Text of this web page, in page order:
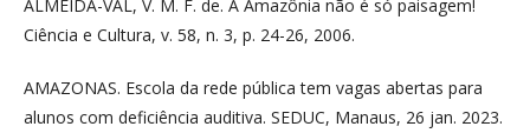
ALMEIDA-VAL, V. M. F. de. A Amazônia não é só paisagem!
Ciência e Cultura, v. 58, n. 3, p. 24-26, 2006.
AMAZONAS. Escola da rede pública tem vagas abertas para
alunos com deficiência auditiva. SEDUC, Manaus, 26 jan. 2023.